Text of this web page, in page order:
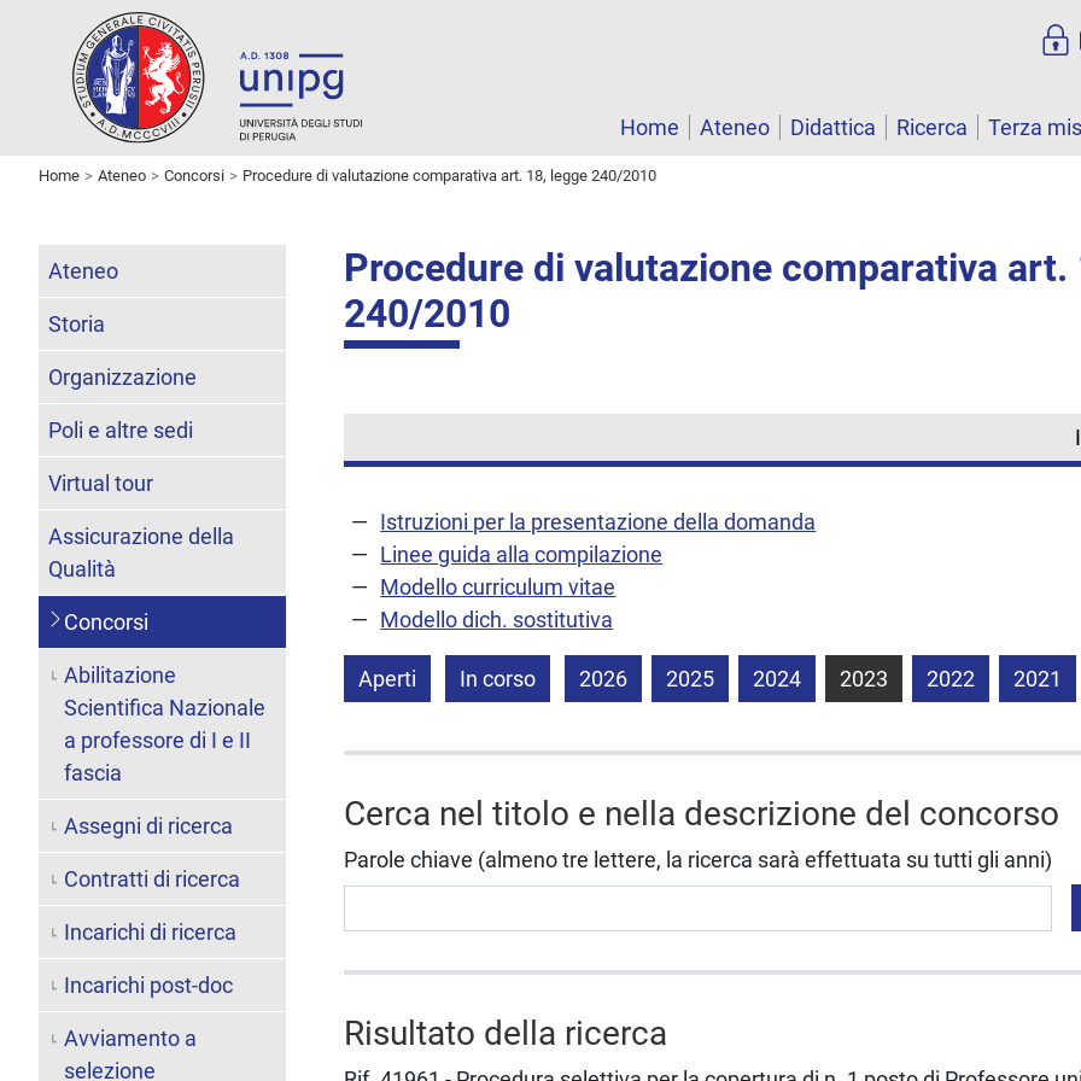
Home
Ateneo Didattica Ricerca Terza
Home Ateneo Concorsi Procedure di valutazione comparativa art. 18, legge 240/2010
Procedure di valutazione comparativa art.
240/2010
Istruzioni per la presentazione della domanda
Linee guida alla compilazione
Modello curriculum vitae
Modello dich. sostitutiva
Aperti In corso 2026 2025 2024 2023 2022 2021
Cerca nel titolo e nella descrizione del concorso
Parole chiave (almeno tre lettere, la ricerca sarà effettuata su tutti gli anni)
Risultato della ricerca
Ateneo
Storia
Organizzazione
Poli e altre sedi
Virtual tour
Assicurazione della
Qualità
Concorsi
Abilitazione
Scientifica Nazionale
a professore di I e II
fascia
Assegni di ricerca
Contratti di ricerca
Incarichi di ricerca
Incarichi post-doc
Avviamento a
selezione